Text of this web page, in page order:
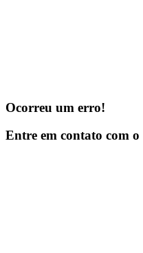
Ocorreu um erro!
Entre em contato com